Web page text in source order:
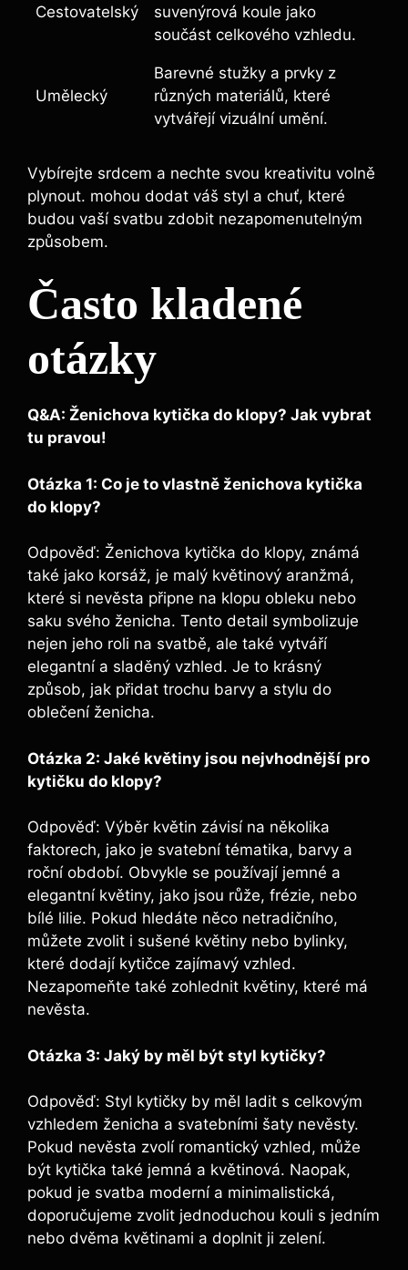
Cestovatelský
suvenýrová koule jako
součást celkového vzhledu.
Umělecký
Barevné stužky a prvky z
různých materiálů, které
vytvářejí vizuální umění.
Vybírejte srdcem a nechte svou kreativitu volně
plynout. mohou dodat váš styl a chuť, které
budou vaší svatbu zdobit nezapomenutelným
způsobem.
Často kladené
otázky
Q&A: Ženichova kytička do klopy? Jak vybrat
tu pravou!
Otázka 1: Co je to vlastně ženichova kytička
do klopy?
Odpověď: Ženichova kytička do klopy, známá
také jako korsáž, je malý květinový aranžmá,
které si nevěsta připne na klopu obleku nebo
saku svého ženicha. Tento detail symbolizuje
nejen jeho roli na svatbě, ale také vytváří
elegantní a sladěný vzhled. Je to krásný
způsob, jak přidat trochu barvy a stylu do
oblečení ženicha.
Otázka 2: Jaké květiny jsou nejvhodnější pro
kytičku do klopy?
Odpověď: Výběr květin závisí na několika
faktorech, jako je svatební tématika, barvy a
roční období. Obvykle se používají jemné a
elegantní květiny, jako jsou růže, frézie, nebo
bílé lilie. Pokud hledáte něco netradičního,
můžete zvolit i sušené květiny nebo bylinky,
které dodají kytičce zajímavý vzhled.
Nezapomeňte také zohlednit květiny, které má
nevěsta.
Otázka 3: Jaký by měl být styl kytičky?
Odpověď: Styl kytičky by měl ladit s celkovým
vzhledem ženicha a svatebními šaty nevěsty.
Pokud nevěsta zvolí romantický vzhled, může
být kytička také jemná a květinová. Naopak,
pokud je svatba moderní a minimalistická,
doporučujeme zvolit jednoduchou kouli s jedním
nebo dvěma květinami a doplnit ji zelení.